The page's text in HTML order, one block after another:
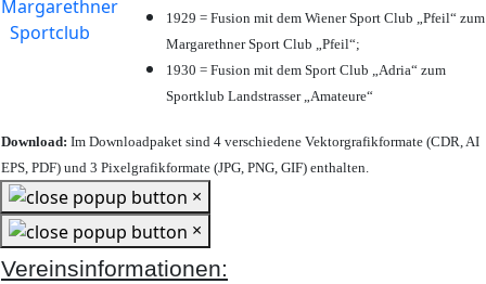
1929 = Fusion mit dem Wiener Sport Club „Pfeil“ zum
Margarethner Sport Club „Pfeil“;
1930 = Fusion mit dem Sport Club „Adria“ zum
Sportklub Landstrasser „Amateure“
Download: Im Downloadpaket sind 4 verschiedene Vektorgrafikformate (CDR, AI
EPS, PDF) und 3 Pixelgrafikformate (JPG, PNG, GIF) enthalten.
×
×
Vereinsinformationen: